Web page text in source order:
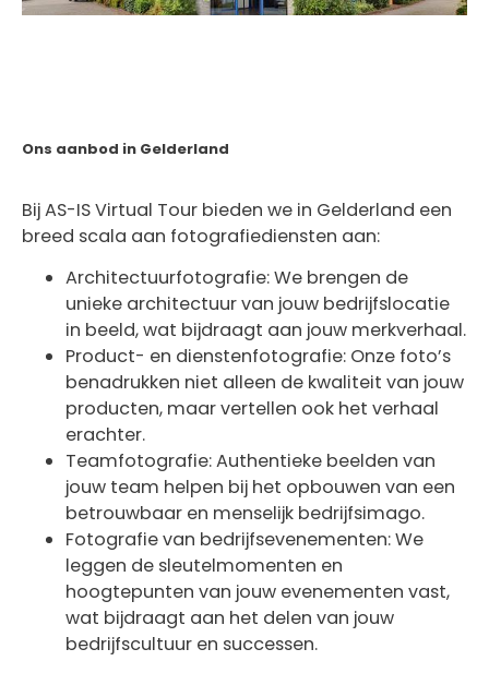
Ons aanbod in Gelderland
Bij AS-IS Virtual Tour bieden we in Gelderland een
breed scala aan fotografiediensten aan:
Architectuurfotografie: We brengen de
unieke architectuur van jouw bedrijfslocatie
in beeld, wat bijdraagt aan jouw merkverhaal.
Product- en dienstenfotografie: Onze foto’s
benadrukken niet alleen de kwaliteit van jouw
producten, maar vertellen ook het verhaal
erachter.
Teamfotografie: Authentieke beelden van
jouw team helpen bij het opbouwen van een
betrouwbaar en menselijk bedrijfsimago.
Fotografie van bedrijfsevenementen: We
leggen de sleutelmomenten en
hoogtepunten van jouw evenementen vast,
wat bijdraagt aan het delen van jouw
bedrijfscultuur en successen.